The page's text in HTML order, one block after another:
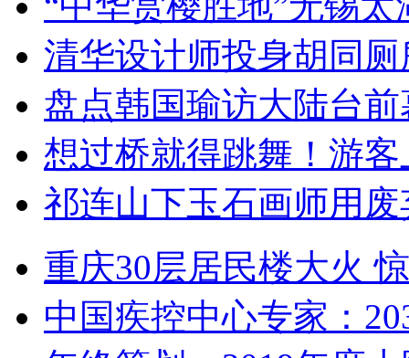
清华设计师投身胡同
盘点韩国瑜访大陆台
想过桥就得跳舞！游客
祁连山下玉石画师用
重庆30层居民楼大火
中国疾控中心专家：